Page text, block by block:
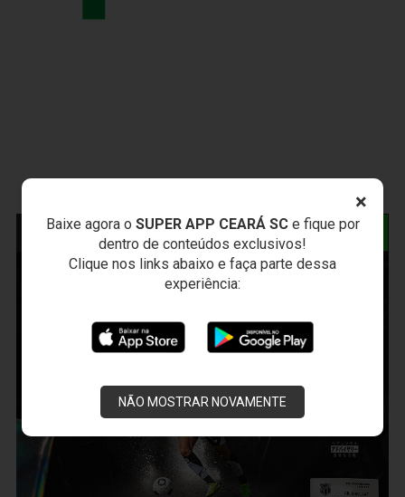
×
Baixe agora o SUPER APP CEARÁ SCe fique por
dentro de conteúdos exclusivos!
Clique nos links abaixo e faça parte dessa
experiência:
NÃO MOSTRAR NOVAMENTE
NOTÍCIAS RELACIONADAS